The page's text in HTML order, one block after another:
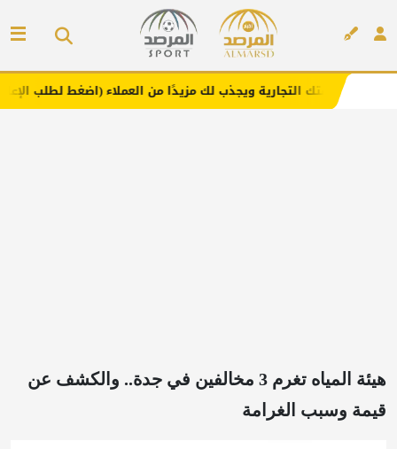
ويجذب لك مزيدًا من العملاء (اضغط لطلب الإعلان)
هيئة المياه تغرم 3 مخالفين في جدة.. والكشف عن
قيمة وسبب الغرامة